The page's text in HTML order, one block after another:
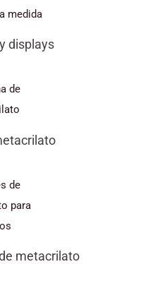
displays
metacrilato